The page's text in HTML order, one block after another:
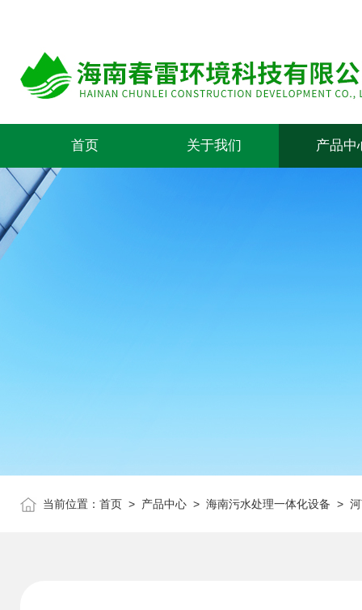
首页 关于我们 产品中
当前位置： 首页 > 产品中心 > 海南污水处理一体化设备 >